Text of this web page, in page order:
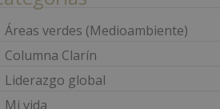
Áreas verdes (Medioambiente)
Columna Clarín
Liderazgo global
Mi vida